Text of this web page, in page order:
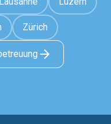
Zürich